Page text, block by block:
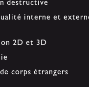
destructive
interne et
2D et 3D
corps étrangers